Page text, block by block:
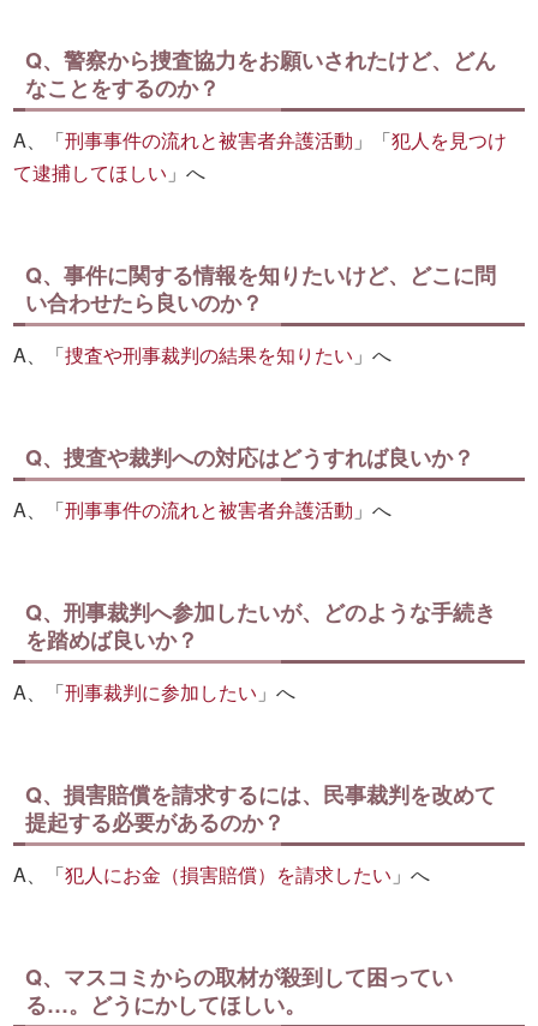
Q、警察から捜査協力をお願いされたけど、どん
なことをするのか？
A、「刑事事件の流れと被害者弁護活動 」「犯人を見つけ
て逮捕してほしい 」へ
Q、事件に関する情報を知りたいけど、どこに問
い合わせたら良いのか？
A、「捜査や刑事裁判の結果を知りたい 」へ
Q、捜査や裁判への対応はどうすれば良いか？
A、「刑事事件の流れと被害者弁護活動 」へ
Q、刑事裁判へ参加したいが、どのような手続き
を踏めば良いか？
A、「刑事裁判に参加したい 」へ
Q、損害賠償を請求するには、民事裁判を改めて
提起する必要があるのか？
A、「犯人にお金（損害賠償）を請求したい 」へ
Q、マスコミからの取材が殺到して困ってい
る…。どうにかしてほしい。